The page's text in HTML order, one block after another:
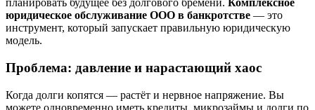
планировать будущее без долгового бремени. Комплексное
юридическое обслуживание ООО в банкротстве — это
инструмент, который запускает правильную юридическую
модель.
Проблема: давление и нарастающий хаос
Когда долги копятся — растёт и нервное напряжение. Вы
можете одновременно иметь кредиты, микрозаймы и долги по